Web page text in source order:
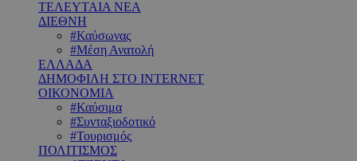
ΤΕΛΕΥΤΑΙΑ ΝΕΑ
ΔΙΕΘΝΗ
#Καύσωνας
#Μέση Ανατολή
ΕΛΛΑΔΑ
ΔΗΜΟΦΙΛΗ ΣΤΟ INTERNET
ΟΙΚΟΝΟΜΙΑ
#Καύσιμα
#Συνταξιοδοτικό
#Τουρισμός
ΠΟΛΙΤΙΣΜΟΣ